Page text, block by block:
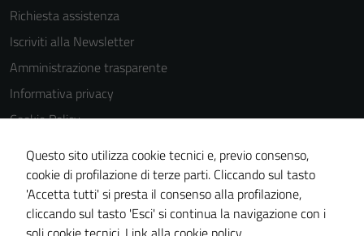
Richiesta assistenza
Iscriviti alla Newsletter
Amministrazione trasparente
Informativa privacy
Cookie Policy
Media policy
Note legali
Dichiarazione di accessibilità
Piano di miglioramento del sito
Questo sito utilizza cookie tecnici e, previo consenso,
cookie di profilazione di terze parti. Cliccando sul tasto
'Accetta tutti' si presta il consenso alla profilazione,
cliccando sul tasto 'Esci' si continua la navigazione con i